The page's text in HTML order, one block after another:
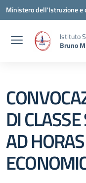
Vai ai contenuti
Vai al menu di navigazione
Vai al footer
Ministero dell'Istruzione e
Istituto
Bruno
DI
AD